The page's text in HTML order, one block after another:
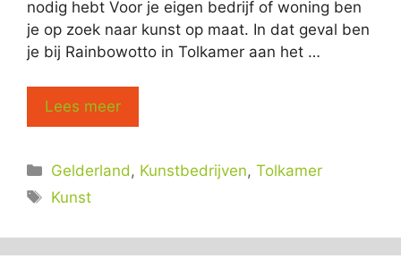
nodig hebt Voor je eigen bedrijf of woning ben
je op zoek naar kunst op maat. In dat geval ben
je bij Rainbowotto in Tolkamer aan het …
Lees meer
Categorieën
Gelderland , Kunstbedrijven,Tolkamer
Tags
Kunst